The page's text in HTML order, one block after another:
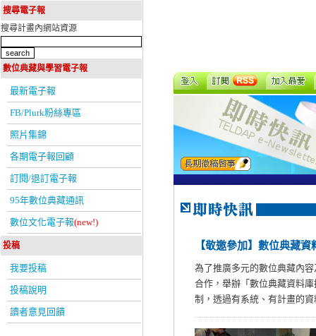
搜尋電子報
搜尋計畫內網站資源
數位典藏與學習電子報
最新電子報
FB/Plurk粉絲專區
照片集錦
各期電子報回顧
訂閱/退訂電子報
95年數位典藏通訊
數位文化電子報(new!)
投稿
我要投稿
投稿說明
讀者意見回饋
【敬邀參加】數位典藏
為了推廣多元的數位典藏內
合作，舉辦「數位典藏資料
制，透過有系統、有計畫的